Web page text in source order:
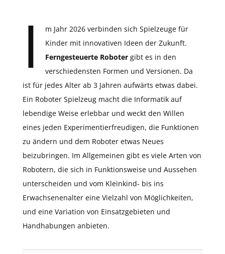
I
m Jahr 2026 verbinden sich Spielzeuge für
Kinder mit innovativen Ideen der Zukunft.
Ferngesteuerte Robotergibt es in den
verschiedensten Formen und Versionen. Da
ist für jedes Alter ab 3 Jahren aufwärts etwas dabei.
Ein Roboter Spielzeug macht die Informatik auf
lebendige Weise erlebbar und weckt den Willen
eines jeden Experimentierfreudigen, die Funktionen
zu ändern und dem Roboter etwas Neues
beizubringen. Im Allgemeinen gibt es viele Arten von
Robotern, die sich in Funktionsweise und Aussehen
unterscheiden und vom Kleinkind- bis ins
Erwachsenenalter eine Vielzahl von Möglichkeiten,
und eine Variation von Einsatzgebieten und
Handhabungen anbieten.